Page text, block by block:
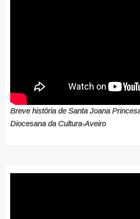
Breve história de Santa Joana
Diocesana da Cultura-Aveiro